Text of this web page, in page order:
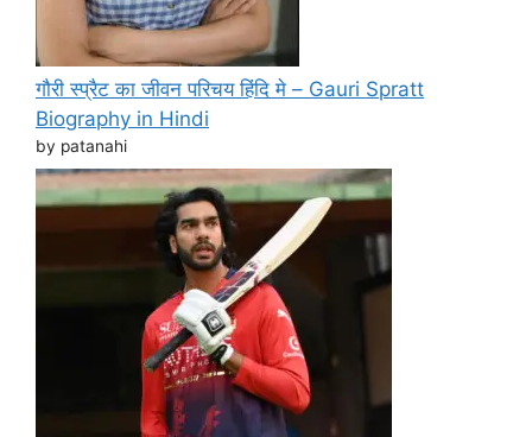
गौरी स्प्रैट का जीवन परिचय हिंदि मे – Gauri Spratt
Biography in Hindi
by patanahi